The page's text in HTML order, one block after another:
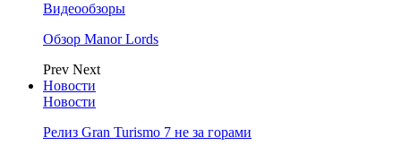
Видеообзоры
Обзор Manor Lords
Prev Next
Новости
Новости
Релиз Gran Turismo 7 не за горами